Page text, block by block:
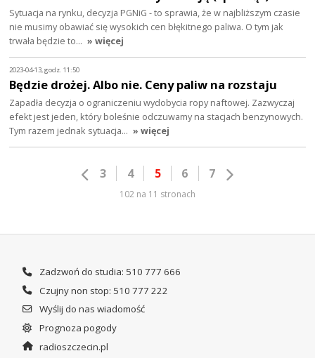
Sytuacja na rynku, decyzja PGNiG - to sprawia, że w najbliższym czasie
nie musimy obawiać się wysokich cen błękitnego paliwa. O tym jak
trwała będzie to… » więcej
2023-04-13, godz. 11:50
Będzie drożej. Albo nie. Ceny paliw na rozstaju
Zapadła decyzja o ograniczeniu wydobycia ropy naftowej. Zazwyczaj
efekt jest jeden, który boleśnie odczuwamy na stacjach benzynowych.
Tym razem jednak sytuacja… » więcej
3 4 5 6 7
102 na 11 stronach
Zadzwoń do studia: 510 777 666
Czujny non stop: 510 777 222
Wyślij do nas wiadomość
Prognoza pogody
radioszczecin.pl